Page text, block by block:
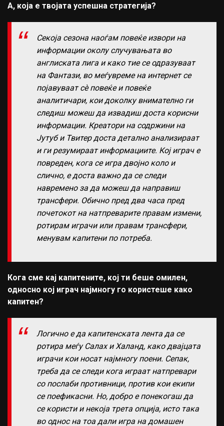
А, која е твојата успешна стратегија?
Секоја сезона наоѓам повеќе извори на
информации околу случувањата во
англиската лига и како тие се одразуваат
на Фантази, во меѓувреме на интернет се
појавуваат сè повеќе и повеќе
аналитичари, кои доколку внимателно ги
следиш можеш да извадиш доста корисни
информации. Креатори на содржини на
Јутуб и Твитер доста детално анализираат
и ги резумираат информациите. Кој играч е
повреден, кога се игра двојно коло и
слично, е доста важно да се следи
навремено за да можеш да направиш
трансфери. Обично пред два часа пред
почетокот на натпреварите правам измени,
ротирам играчи или правам трансфери,
менувам капитени по потреба.
Кога сме кај капитените, кој ти беше омилен,
односно кој играч најмногу го користеше како
капитен?
Логично е да капитенската лента да се
ротира меѓу Салах и Халанд, како двајцата
играчи кои носат најмногу поени. Сепак,
треба да се следи кога играат натпревари
со послаби противници, против кои екипи
се поефикасни. Но, добро е понекогаш да
се користи и некоја трета опција, исто така
во однос на тоа дали игра на домашен